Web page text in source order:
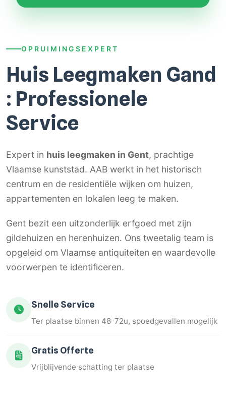
OPRUIMINGSEXPERT
Huis Leegmaken Gand
: Professionele
Service
Expert in huis leegmaken in Gent, prachtige
Vlaamse kunststad. AAB werkt in het historisch
centrum en de residentiële wijken om huizen,
appartementen en lokalen leeg te maken.
Gent bezit een uitzonderlijk erfgoed met zijn
gildehuizen en herenhuizen. Ons tweetalig team is
opgeleid om Vlaamse antiquiteiten en waardevolle
voorwerpen te identificeren.
Snelle Service
Ter plaatse binnen 48-72u, spoedgevallen mogelijk
Gratis Offerte
Vrijblijvende schatting ter plaatse